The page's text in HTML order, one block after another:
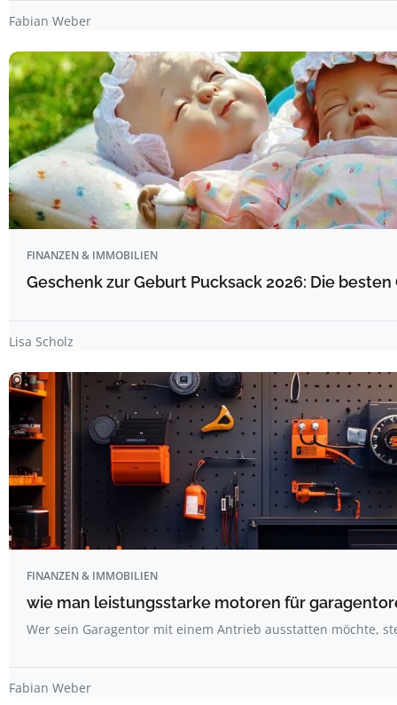
Fabian Weber
FINANZEN & IMMOBILIEN
Geschenk zur Geburt Pucksack 2026: Die
Lisa Scholz
FINANZEN & IMMOBILIEN
wie man leistungsstarke motoren für
Wer sein Garagentor mit einem Antrieb ausstatten möchte,
Fabian Weber